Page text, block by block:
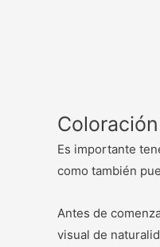
Es importante
como también
Antes de
visual de